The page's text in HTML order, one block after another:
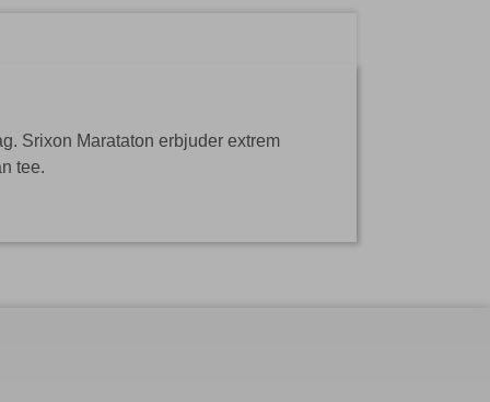
Srixon Marataton erbjuder extrem
tee.